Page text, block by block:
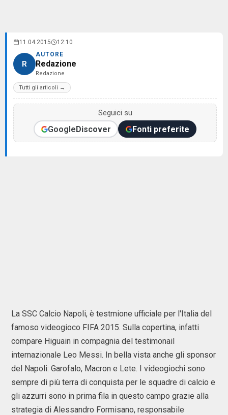
11.04.2015 12:10
R
AUTORE
Redazione
Redazione
Tutti gli articoli →
Seguici su
GoogleDiscover Fonti preferite
La SSC Calcio Napoli, è testmione ufficiale per l'Italia del
famoso videogioco FIFA 2015. Sulla copertina, infatti
compare Higuain in compagnia del testimonail
internazionale Leo Messi. In bella vista anche gli sponsor
del Napoli: Garofalo, Macron e Lete. I videogiochi sono
sempre di più terra di conquista per le squadre di calcio e
gli azzurri sono in prima fila in questo campo grazie alla
strategia di Alessandro Formisano, responsabile